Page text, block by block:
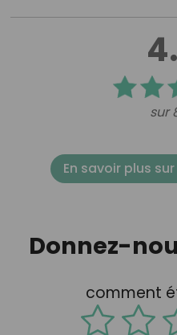
sur
En savoir plus
Donnez-
comment